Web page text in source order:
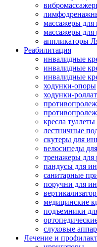
массажеры для
массажеры для
аппликаторы
Реабилитация
инвалидные
инвалидные
инвалидные
ходунки-опоры
ходунки-
кресла
лестничные
скутеры для
велосипеды
тренажеры для
пандусы для
санитарные
поручни для
медицинские
подъемники
слуховые
Лечение и